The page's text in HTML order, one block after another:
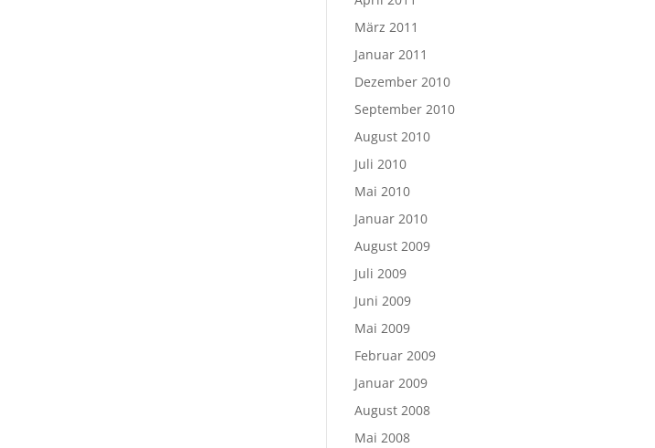
März 2011
Januar 2011
Dezember 2010
September 2010
August 2010
Juli 2010
Mai 2010
Januar 2010
August 2009
Juli 2009
Juni 2009
Mai 2009
Februar 2009
Januar 2009
August 2008
Mai 2008